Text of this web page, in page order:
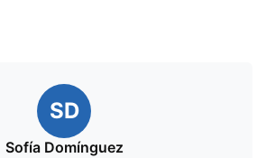
SD
Sofía Domínguez